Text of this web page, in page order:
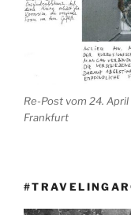
Re-Post vom 24.
Frankfurt